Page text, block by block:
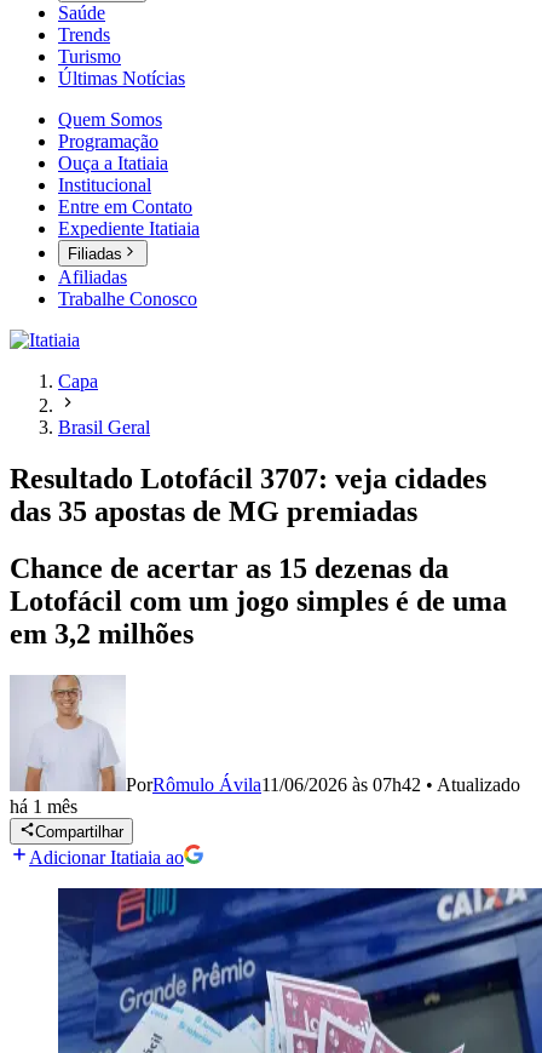
Saúde
Trends
Turismo
Últimas Notícias
Quem Somos
Programação
Ouça a Itatiaia
Institucional
Entre em Contato
Expediente Itatiaia
Filiadas
Afiliadas
Trabalhe Conosco
Capa
Brasil Geral
Resultado Lotofácil 3707: veja cidades
das 35 apostas de MG premiadas
Chance de acertar as 15 dezenas da
Lotofácil com um jogo simples é de uma
em 3,2 milhões
PorRômulo Ávila11/06/2026 às 07h42 • Atualizado
há 1 mês
Compartilhar
Adicionar Itatiaia ao